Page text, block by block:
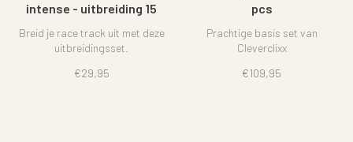
intense - uitbreiding 15
pieces
Breid je race track uit met deze
uitbreidingsset.
€29,95
pcs
Prachtige basis set van
Cleverclixx
€109,95